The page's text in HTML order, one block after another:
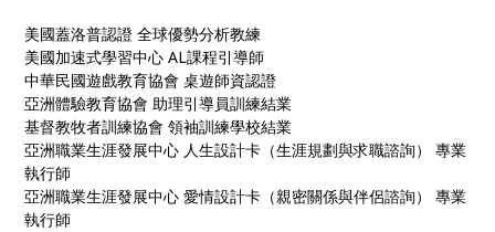
美國蓋洛普認證 全球優勢分析教練
美國加速式學習中心 AL課程引導師
中華民國遊戲教育協會 桌遊師資認證
亞洲體驗教育協會 助理引導員訓練結業
基督教牧者訓練協會 領袖訓練學校結業
亞洲職業生涯發展中心 人生設計卡（生涯規劃與求職諮詢） 專業
執行師
亞洲職業生涯發展中心 愛情設計卡（親密關係與伴侶諮詢） 專業
執行師